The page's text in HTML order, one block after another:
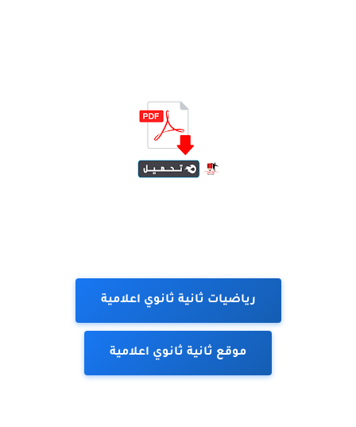
رياضيات ثانية ثانوي اعلامية
موقع ثانية ثانوي اعلامية